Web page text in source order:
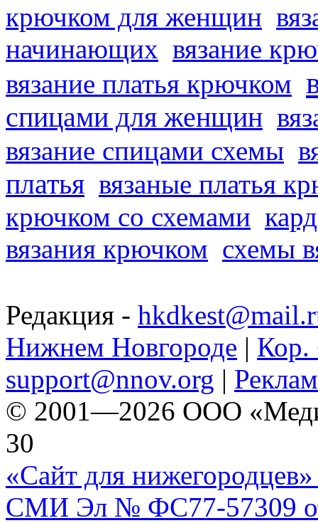
крючком для женщин
начинающих вязание
вязание платья крючком
спицами для женщин
вязание спицами схемы
платья вязаные платья
крючком со схемами
вязания крючком схемы
Редакция -
Нижнем Новгороде | Кор.
support@nnov.org |
© 2001—2026 ООО
30
«Сайт для нижегородцев»
СМИ Эл № ФС77-57309